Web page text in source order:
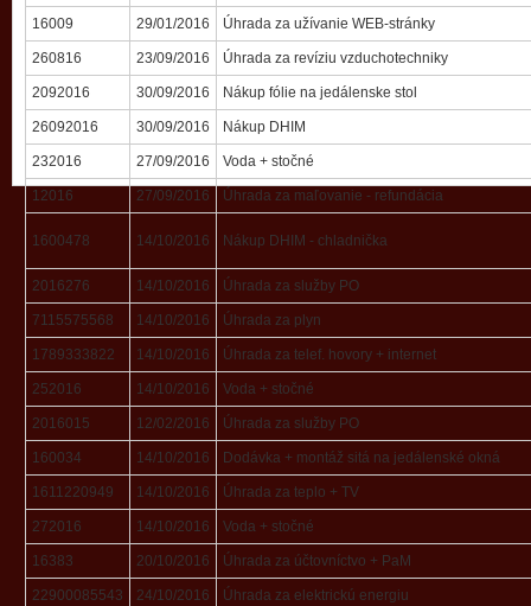
16009 29/01/2016 Úhrada za užívanie WEB-stránky
260816 23/09/2016 Úhrada za revíziu vzduchotechniky
2092016 30/09/2016 Nákup fólie na jedálenske stol
26092016 30/09/2016 Nákup DHIM
232016 27/09/2016 Voda + stočné
12016 27/09/2016 Úhrada za maľovanie - refundácia
1600478 14/10/2016 Nákup DHIM - chladnička
2016276 14/10/2016 Úhrada za služby PO
7115575568 14/10/2016 Úhrada za plyn
1789333822 14/10/2016 Úhrada za telef. hovory + internet
252016 14/10/2016 Voda + stočné
2016015 12/02/2016 Úhrada za služby PO
160034 14/10/2016 Dodávka + montáž sitá na jedálenské okná
1611220949 14/10/2016 Úhrada za teplo + TV
272016 14/10/2016 Voda + stočné
16383 20/10/2016 Úhrada za účtovníctvo + PaM
22900085543 24/10/2016 Úhrada za elektrickú energiu